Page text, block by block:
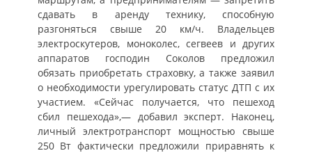
сдавать в аренду технику, способную
разгоняться свыше 20 км/ч. Владельцев
электроскутеров, моноколес, сегвеев и других
аппаратов господин Соколов предложил
обязать приобретать страховку, а также заявил
о необходимости урегулировать статус ДТП с их
участием. «Сейчас получается, что пешеход
сбил пешехода»,— добавил эксперт. Наконец,
личный электротранспорт мощностью свыше
250 Вт фактически предложили приравнять к